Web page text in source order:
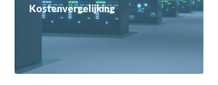
Kostenvergelijking